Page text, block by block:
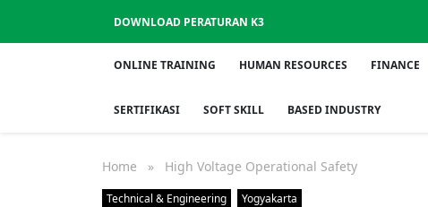
DOWNLOAD PERATURAN K3
ONLINE TRAINING HUMAN RESOURCES FINANCE
SERTIFIKASI SOFT SKILL BASED INDUSTRY
Home » High Voltage Operational Safety
Technical & Engineering Yogyakarta